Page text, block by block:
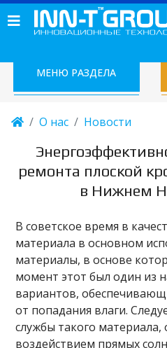
МЕНЮ РАЗДЕЛА
О нас Новости
ремонта плоской
в Нижнем
В советское время в
материала в основном
материалы, в основе
момент этот был один из
вариантов,
от попадания влаги.
службы такого материала,
воздействием прямых